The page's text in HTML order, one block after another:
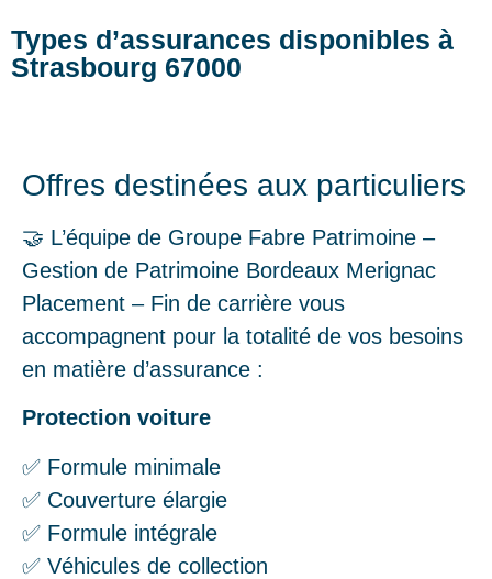
Types d’assurances disponibles à
Strasbourg 67000
Offres destinées aux particuliers
🤝 L’équipe de Groupe Fabre Patrimoine –
Gestion de Patrimoine Bordeaux Merignac
Placement – Fin de carrière vous
accompagnent pour la totalité de vos besoins
en matière d’assurance :
Protection voiture
✅ Formule minimale
✅ Couverture élargie
✅ Formule intégrale
✅ Véhicules de collection